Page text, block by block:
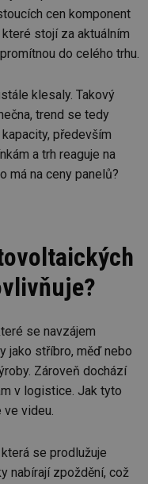
cen komponent
stojí za aktuálním
do celého trhu.
klesaly. Takový
trend se tedy
především
a trh reaguje na
má na ceny panelů?
se navzájem
jako stříbro, měď nebo
Zároveň dochází
v logistice. Jak tyto
ve videu.
se prodlužuje
nabírají zpoždění, což